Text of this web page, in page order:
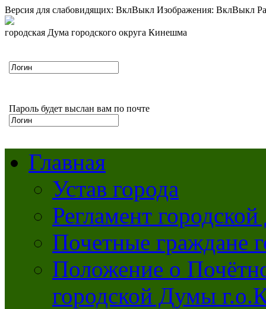
Версия для слабовидящих: ВклВыкл Изображения: ВклВыкл
городская Дума городского округа Кинешма
Пароль будет выслан вам по почте
Главная
Устав города
Регламент
Почетные граждане
Положение о
городской Думы